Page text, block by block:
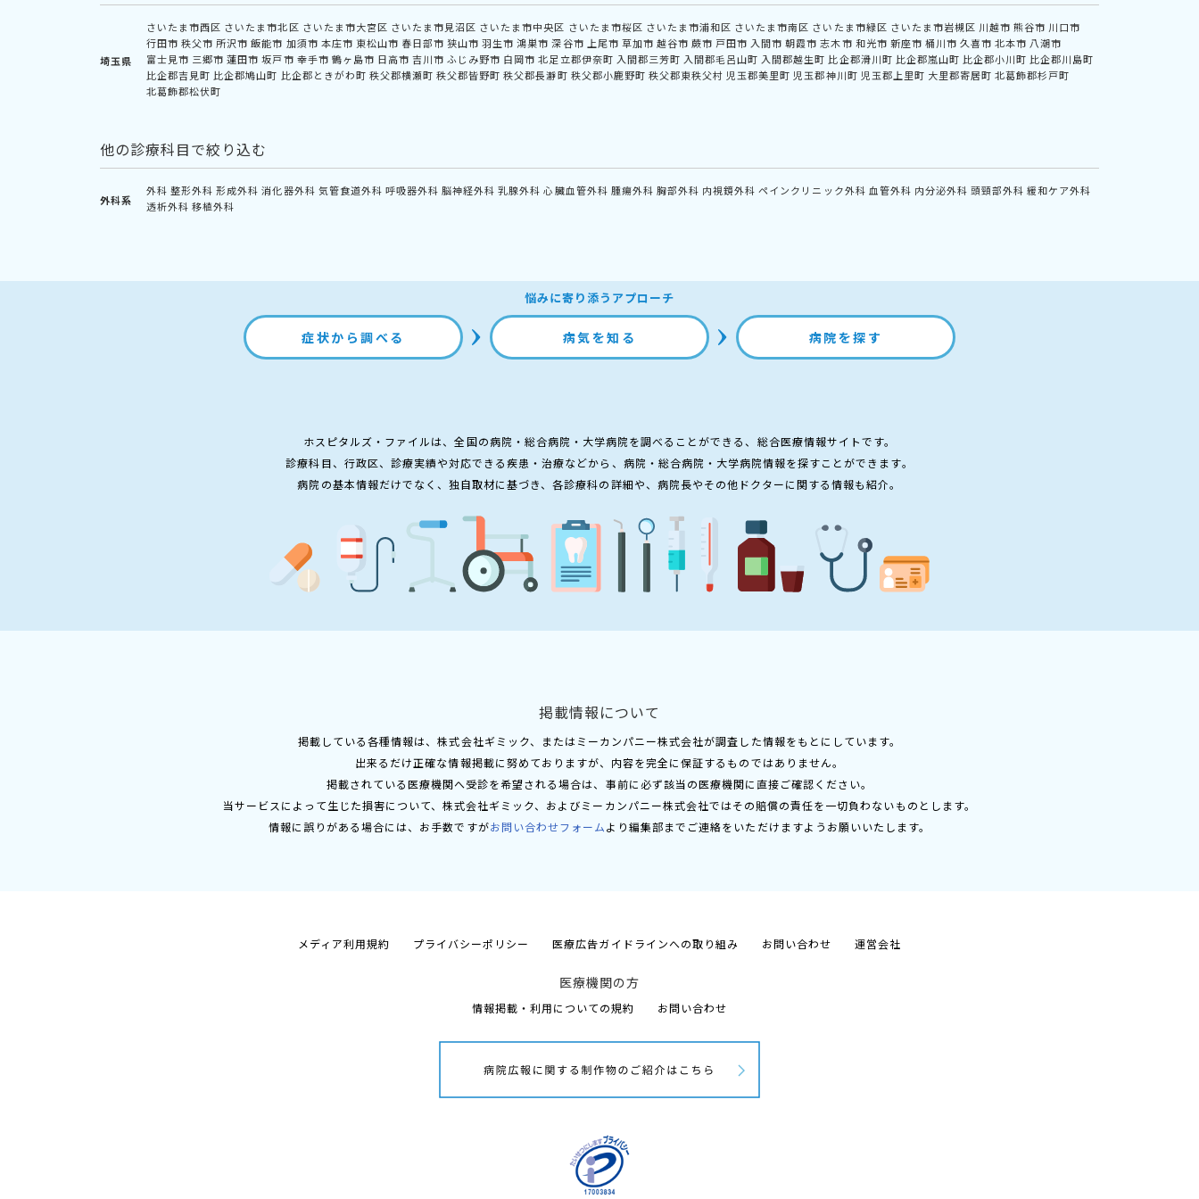
埼玉県
さいたま市西区 さいたま市北区 さいたま市大宮区 さいたま市見沼区 さいたま市中央区 さいたま市桜区 さいたま市浦和区 さいたま市南区 さいたま市緑区 さいたま市岩槻区 川越市 熊谷市 川口市
行田市 秩父市 所沢市 飯能市 加須市 本庄市 東松山市 春日部市 狭山市 羽生市 鴻巣市 深谷市 上尾市 草加市 越谷市 蕨市 戸田市 入間市 朝霞市 志木市 和光市 新座市 桶川市 久喜市 北本市 八潮市
富士見市 三郷市 蓮田市 坂戸市 幸手市 鶴ヶ島市 日高市 吉川市 ふじみ野市 白岡市 北足立郡伊奈町 入間郡三芳町 入間郡毛呂山町 入間郡越生町 比企郡滑川町 比企郡嵐山町 比企郡小川町 比企郡川島町
比企郡吉見町 比企郡鳩山町 比企郡ときがわ町 秩父郡横瀬町 秩父郡皆野町 秩父郡長瀞町 秩父郡小鹿野町 秩父郡東秩父村 児玉郡美里町 児玉郡神川町 児玉郡上里町 大里郡寄居町 北葛飾郡杉戸町
北葛飾郡松伏町
他の診療科目で絞り込む
外科系
外科 整形外科 形成外科 消化器外科 気管食道外科 呼吸器外科 脳神経外科 乳腺外科 心臓血管外科 腫瘍外科 胸部外科 内視鏡外科 ペインクリニック外科 血管外科 内分泌外科 頭頸部外科 緩和ケア外科
透析外科 移植外科
悩みに寄り添うアプローチ
症状から調べる 病気を知る 病院を探す
ホスピタルズ・ファイルは、全国の病院・総合病院・大学病院を調べることができる、総合医療情報サイトです。
診療科目、行政区、診療実績や対応できる疾患・治療などから、病院・総合病院・大学病院情報を探すことができます。
病院の基本情報だけでなく、独自取材に基づき、各診療科の詳細や、病院長やその他ドクターに関する情報も紹介。
掲載情報について
掲載している各種情報は、株式会社ギミック、またはミーカンパニー株式会社が調査した情報をもとにしています。
出来るだけ正確な情報掲載に努めておりますが、内容を完全に保証するものではありません。
掲載されている医療機関へ受診を希望される場合は、事前に必ず該当の医療機関に直接ご確認ください。
当サービスによって生じた損害について、株式会社ギミック、およびミーカンパニー株式会社ではその賠償の責任を一切負わないものとします。
情報に誤りがある場合には、お手数ですがお問い合わせフォームより編集部までご連絡をいただけますようお願いいたします。
メディア利用規約 プライバシーポリシー 医療広告ガイドラインへの取り組み お問い合わせ 運営会社
医療機関の方
情報掲載・利用についての規約 お問い合わせ